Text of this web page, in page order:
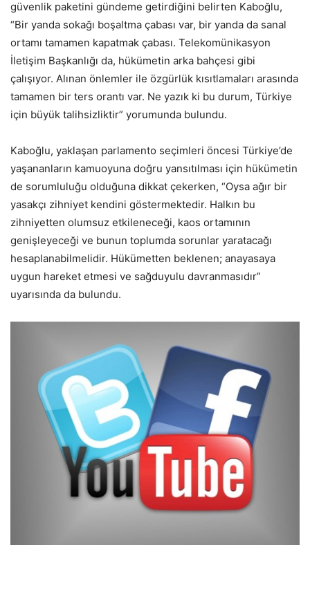
güvenlik paketini gündeme getirdiğini belirten Kaboğlu,
“Bir yanda sokağı boşaltma çabası var, bir yanda da sanal
ortamı tamamen kapatmak çabası. Telekomünikasyon
İletişim Başkanlığı da, hükümetin arka bahçesi gibi
çalışıyor. Alınan önlemler ile özgürlük kısıtlamaları arasında
tamamen bir ters orantı var. Ne yazık ki bu durum, Türkiye
için büyük talihsizliktir” yorumunda bulundu.
Kaboğlu, yaklaşan parlamento seçimleri öncesi Türkiye’de
yaşananların kamuoyuna doğru yansıtılması için hükümetin
de sorumluluğu olduğuna dikkat çekerken, “Oysa ağır bir
yasakçı zihniyet kendini göstermektedir. Halkın bu
zihniyetten olumsuz etkileneceği, kaos ortamının
genişleyeceği ve bunun toplumda sorunlar yaratacağı
hesaplanabilmelidir. Hükümetten beklenen; anayasaya
uygun hareket etmesi ve sağduyulu davranmasıdır”
uyarısında da bulundu.